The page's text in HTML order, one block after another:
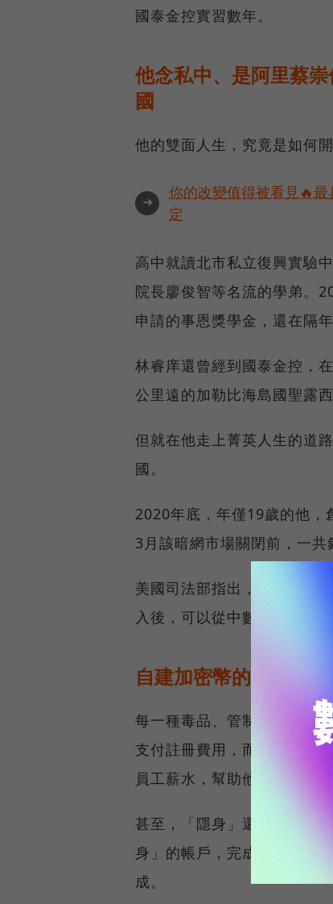
國泰金控實習數年。
他念私中、是阿里蔡
國
他的雙面人生，究竟是如何
➜
你的改變值得被看見🔥
定
高中就讀北市私立復興實驗
院長廖俊智等名流的學弟。
申請的事恩獎學金，還在隔
林睿庠還曾經到國泰金控，
公里遠的加勒比海島國聖露西
但就在他走上菁英人生的道
國。
2020年底，年僅19歲的他
3月該暗網市場關閉前，一共
美國司法部指出，任何能上
入後，可以從中數千種毒品
自建加密幣的支付儲
每一種毒品、管制藥物，都
支付註冊費用，而後每一筆
員工薪水，幫助他在不到4年
甚至，「隱身」還有自己的
身」的帳戶，完成交易後，
成。